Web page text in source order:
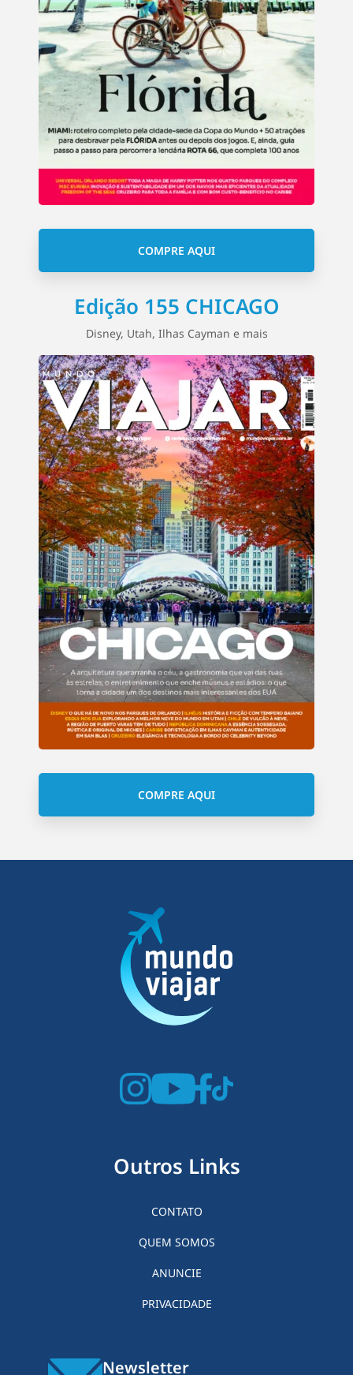
COMPRE AQUI
Edição 155 CHICAGO
Disney, Utah, Ilhas Cayman e mais
COMPRE AQUI
Outros Links
CONTATO
QUEM SOMOS
ANUNCIE
PRIVACIDADE
Newsletter